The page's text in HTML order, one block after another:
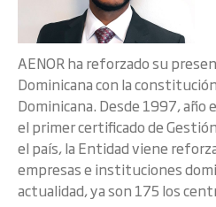
AENOR ha reforzado su
Dominicana con la
Dominicana. Desde 1997, año
el primer certificado de
el país, la Entidad viene
empresas e instituciones
actualidad, ya son 175 los